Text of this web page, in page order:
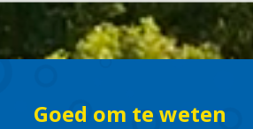
Goed om te weten